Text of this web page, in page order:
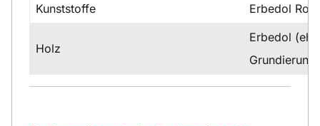
Kunststoffe Erbedol
Holz
Erbedol
Grundierung